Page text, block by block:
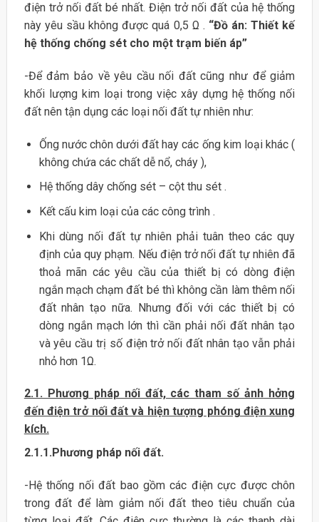
điện trở nối đất bé nhất. Điện trở nối đất của hệ thống
này yêu sầu không được quá 0,5 Ω . “Đồ án: Thiết kế
hệ thống chống sét cho một trạm biến áp”
-Để đảm bảo về yêu cầu nối đất cũng như để giảm
khối lượng kim loại trong việc xây dựng hệ thống nối
đất nên tận dụng các loại nối đất tự nhiên như:
Ống nước chôn dưới đất hay các ống kim loại khác (
không chứa các chất dễ nổ, cháy ),
Hệ thống dây chống sét – cột thu sét .
Kết cấu kim loại của các công trình .
Khi dùng nối đất tự nhiên phải tuân theo các quy
định của quy phạm. Nếu điện trở nối đất tự nhiên đã
thoả mãn các yêu cầu của thiết bị có dòng điện
ngắn mạch chạm đất bé thì không cần làm thêm nối
đất nhân tạo nữa. Nhưng đối với các thiết bị có
dòng ngắn mạch lớn thì cần phải nối đất nhân tạo
và yêu cầu trị số điện trở nối đất nhân tạo vẫn phải
nhỏ hơn 1Ω.
2.1. Phương pháp nối đất, các tham số ảnh hởng
đến điện trở nối đất và hiện tượng phóng điện xung
kích.
2.1.1.Phương pháp nối đất.
-Hệ thống nối đất bao gồm các điện cực được chôn
trong đất để làm giảm nối đất theo tiêu chuẩn của